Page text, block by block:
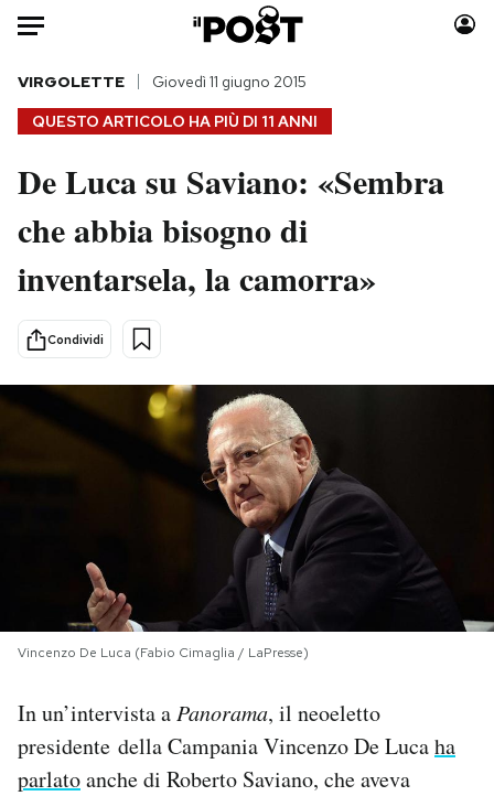
Auto
HOME
Italia
Politica
Tecnologia
Scienza
Economia
Sport
Moda
Consumismi
Storie/Idee
Altrecose
Mondiali calcio 2026
NEWSLETTER
SHOP
QUESTO ARTICOLO HA PIÙ DI 11 ANNI
VIRGOLETTE Giovedì 11 giugno 2015
De Luca su Saviano: «Sembra
che abbia bisogno di
inventarsela, la camorra»
Condividi
Vincenzo De Luca (Fabio Cimaglia / LaPresse)
In un’intervista aPanorama, il neoeletto
presidente della Campania Vincenzo De Lucaha
parlatoanche di Roberto Saviano, che aveva